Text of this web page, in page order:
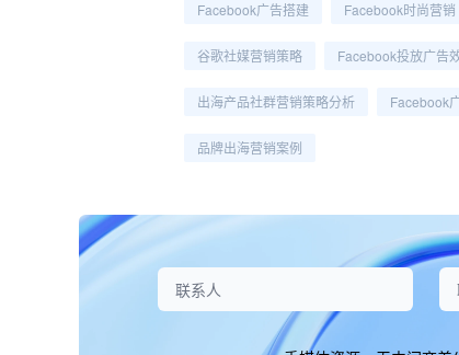
Facebook广告搭建 Facebook时尚营销
谷歌社媒营销策略 Facebook投放广告
出海产品社群营销策略分析 Facebook
品牌出海营销案例